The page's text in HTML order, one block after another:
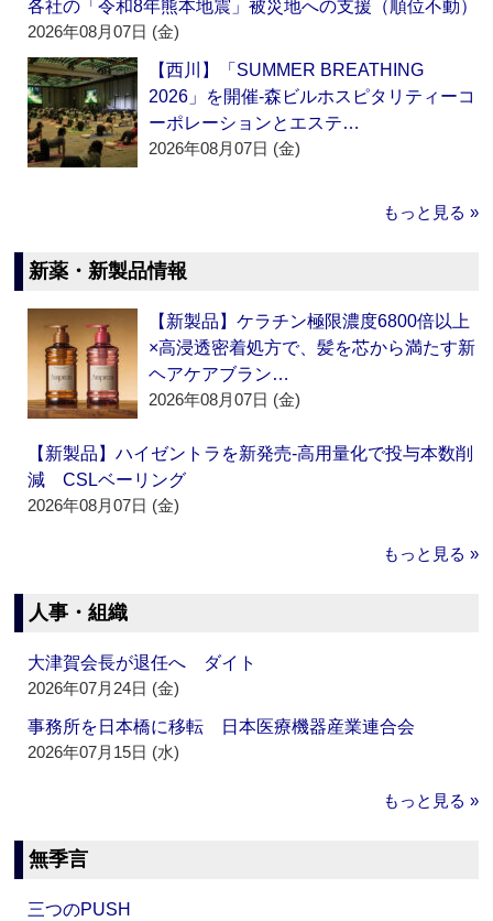
各社の「令和8年熊本地震」被災地への支援（順位不動）
2026年08月07日 (金)
【西川】「SUMMER BREATHING
2026」を開催‐森ビルホスピタリティーコ
ーポレーションとエステ…
2026年08月07日 (金)
もっと見る »
新薬・新製品情報
【新製品】ケラチン極限濃度6800倍以上
×高浸透密着処方で、髪を芯から満たす新
ヘアケアブラン…
2026年08月07日 (金)
【新製品】ハイゼントラを新発売‐高用量化で投与本数削
減 CSLベーリング
2026年08月07日 (金)
もっと見る »
人事・組織
大津賀会長が退任へ ダイト
2026年07月24日 (金)
事務所を日本橋に移転 日本医療機器産業連合会
2026年07月15日 (水)
もっと見る »
無季言
三つのPUSH